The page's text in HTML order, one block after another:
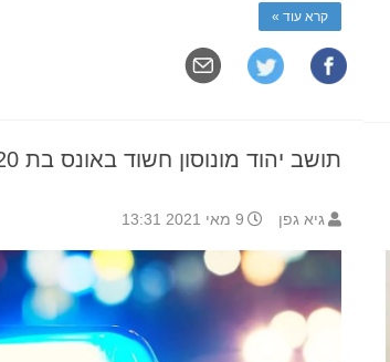
קרא עוד »
תושב יהוד מונוסון חשוד באונס בת 20
גיא גפן 9 מאי 2021 13:31